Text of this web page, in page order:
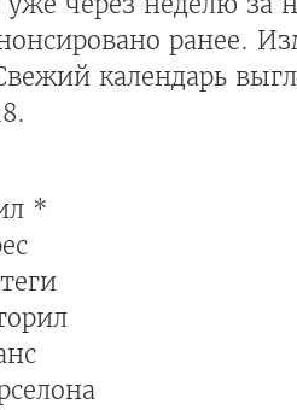
ранее.
календарь
*